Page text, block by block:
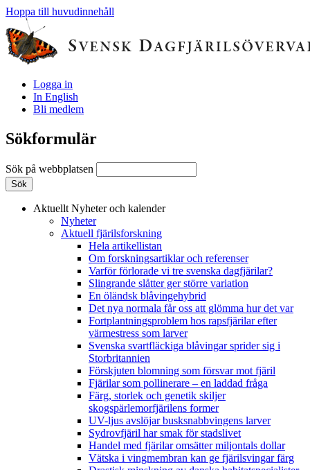
Hoppa till huvudinnehåll
Logga in
In English
Bli medlem
Sökformulär
Sök på webbplatsen
Aktuellt Nyheter och kalender
Nyheter
Aktuell fjärilsforskning
Hela artikellistan
Om forskningsartiklar och referenser
Varför förlorade vi tre svenska dagfjärilar?
Slingrande slåtter ger större variation
En öländsk blåvingehybrid
Det nya normala får oss att glömma hur det var
Fortplantningsproblem hos rapsfjärilar efter
värmestress som larver
Svenska svartfläckiga blåvingar sprider sig i
Storbritannien
Förskjuten blomning som försvar mot fjäril
Fjärilar som pollinerare – en laddad fråga
Färg, storlek och genetik skiljer
skogspärlemorfjärilens former
UV-ljus avslöjar busksnabbvingens larver
Sydrovfjäril har smak för stadslivet
Handel med fjärilar omsätter miljontals dollar
Vätska i vingmembran kan ge fjärilsvingar färg